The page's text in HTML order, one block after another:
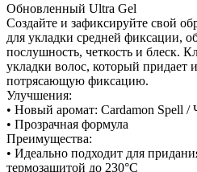
Обновленный Ultra Gel
Создайте и зафиксируйте свой
для укладки средней фиксации,
послушность, четкость и блеск.
укладки волос, который придает
потрясающую фиксацию.
Улучшения:
• Новый аромат: Cardamon Spell /
• Прозрачная формула
Преимущества:
• Идеально подходит для
термозащитой до 230°C